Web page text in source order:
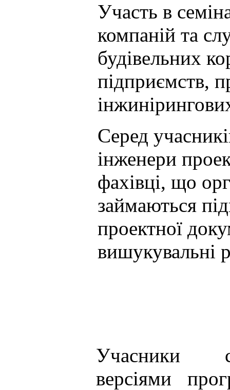
Участь в
компаній та
будівельних
підприємств,
Серед
інженери
фахівці, що
займаються
проектної
вишукувальні
Учасники
версіями